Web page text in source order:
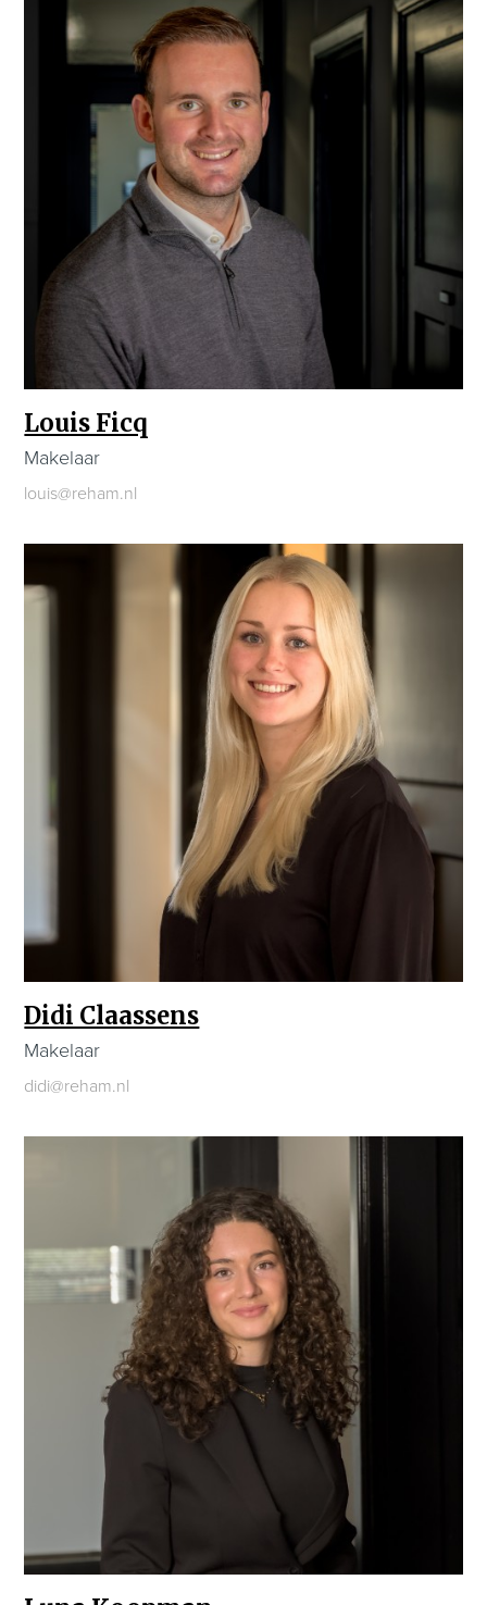
Louis Ficq
Makelaar
louis@reham.nl
Didi Claassens
Makelaar
didi@reham.nl